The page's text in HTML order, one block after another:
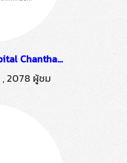
IPTV - Sirivej Hospital Chanthaburi
, 2078 ผู้ชม